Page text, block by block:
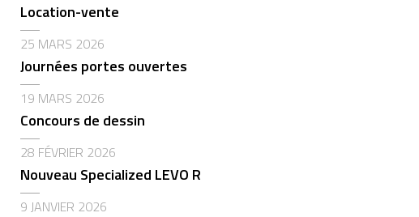
Location-vente
25 MARS 2026
Journées portes ouvertes
19 MARS 2026
Concours de dessin
28 FÉVRIER 2026
Nouveau Specialized LEVO R
9 JANVIER 2026